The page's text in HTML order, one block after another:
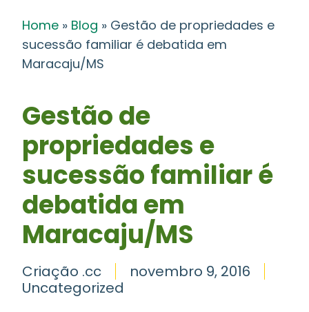
Home » Blog » Gestão de propriedades e
sucessão familiar é debatida em
Maracaju/MS
Gestão de
propriedades e
sucessão familiar é
debatida em
Maracaju/MS
Criação .cc
novembro 9, 2016
Uncategorized